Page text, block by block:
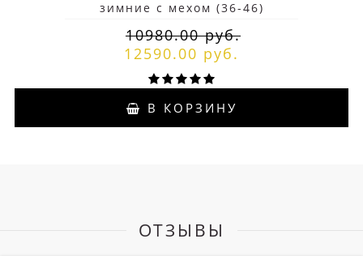
зимние с мехом (36-46)
10980.00 руб.
12590.00 руб.
В КОРЗИНУ
ОТЗЫВЫ